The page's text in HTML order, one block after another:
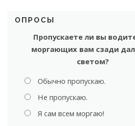
ОПРОСЫ
Пропускаете ли вы
моргающих вам сзади
светом?
Обычно пропускаю.
Не пропускаю.
Я сам всем моргаю!